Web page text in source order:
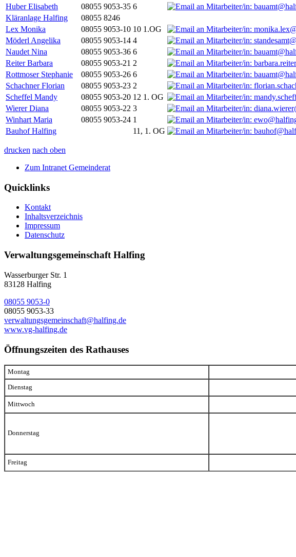
Huber Elisabeth
08055 9053-35 6
Kläranlage Halfing
08055 8246
Lex Monika
08055 9053-10 10 1.OG
Möderl Angelika
08055 9053-14 4
Naudet Nina
08055 9053-36 6
Reiter Barbara
08055 9053-21 2
Rottmoser Stephanie
08055 9053-26 6
Schachner Florian
08055 9053-23 2
Scheffel Mandy
08055 9053-20 12 1. OG
Wierer Diana
08055 9053-22 3
Winhart Maria
08055 9053-24 1
Bauhof Halfing
11, 1. OG
drucken nach oben
Zum Intranet Gemeinderat
Quicklinks
Kontakt
Inhaltsverzeichnis
Impressum
Datenschutz
Verwaltungsgemeinschaft Halfing
Wasserburger Str. 1
83128 Halfing
08055 9053-0
08055 9053-33
verwaltungsgemeinschaft@halfing.de
www.vg-halfing.de
Öffnungszeiten des Rathauses
Montag
Dienstag
Mittwoch
Donnerstag
Freitag